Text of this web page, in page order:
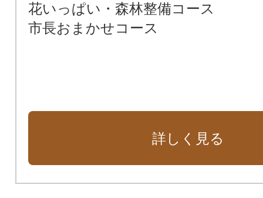
花いっぱい・森林整備コース
市長おまかせコース
詳しく見る